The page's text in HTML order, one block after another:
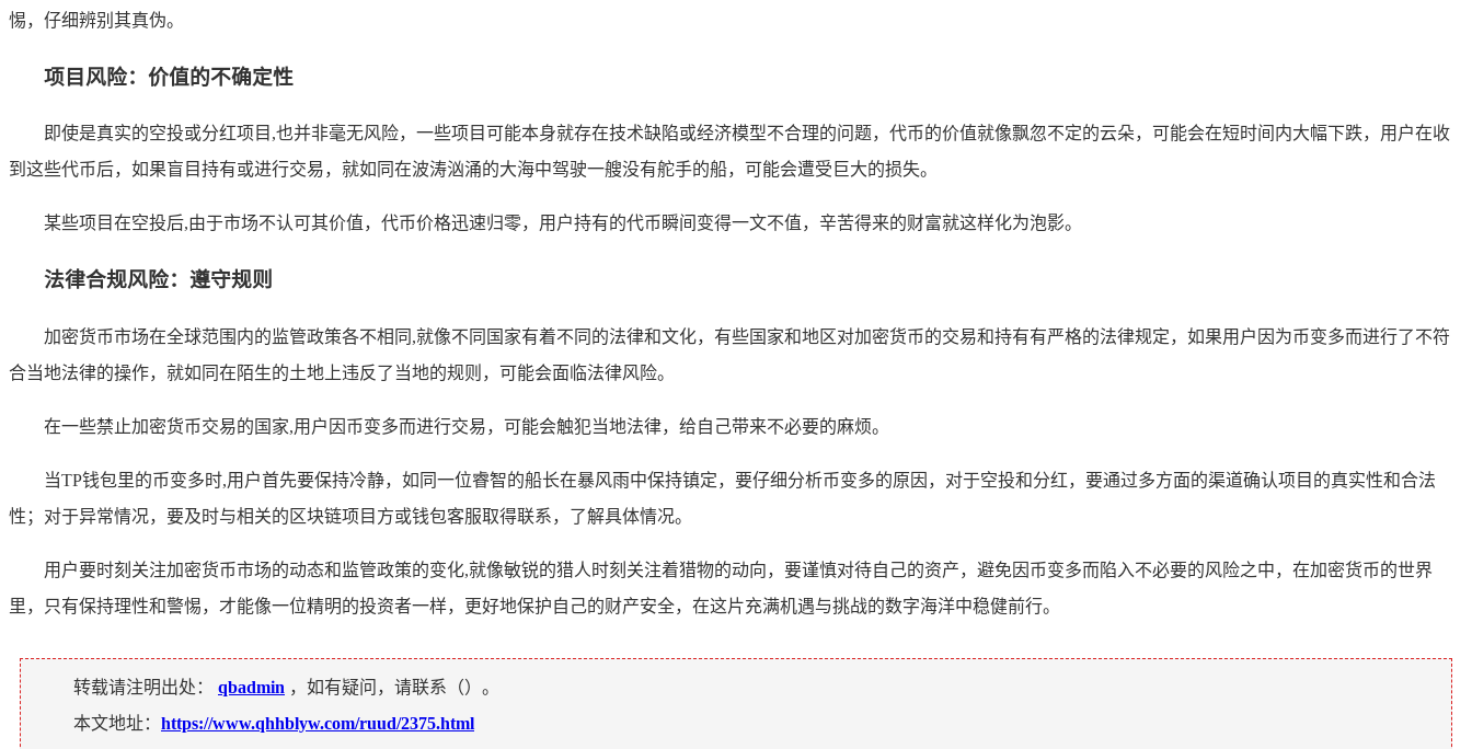
惕，仔细辨别其真伪。
项目风险：价值的不确定性
即使是真实的空投或分红项目,也并非毫无风险，一些项目可能本身就存在技术缺陷或经济模型不合理的问题，代币的价值就像飘忽不定的云朵，可能会在短时间内大幅下跌，用户在收
到这些代币后，如果盲目持有或进行交易，就如同在波涛汹涌的大海中驾驶一艘没有舵手的船，可能会遭受巨大的损失。
某些项目在空投后,由于市场不认可其价值，代币价格迅速归零，用户持有的代币瞬间变得一文不值，辛苦得来的财富就这样化为泡影。
法律合规风险：遵守规则
加密货币市场在全球范围内的监管政策各不相同,就像不同国家有着不同的法律和文化，有些国家和地区对加密货币的交易和持有有严格的法律规定，如果用户因为币变多而进行了不符
合当地法律的操作，就如同在陌生的土地上违反了当地的规则，可能会面临法律风险。
在一些禁止加密货币交易的国家,用户因币变多而进行交易，可能会触犯当地法律，给自己带来不必要的麻烦。
当TP钱包里的币变多时,用户首先要保持冷静，如同一位睿智的船长在暴风雨中保持镇定，要仔细分析币变多的原因，对于空投和分红，要通过多方面的渠道确认项目的真实性和合法
性；对于异常情况，要及时与相关的区块链项目方或钱包客服取得联系，了解具体情况。
用户要时刻关注加密货币市场的动态和监管政策的变化,就像敏锐的猎人时刻关注着猎物的动向，要谨慎对待自己的资产，避免因币变多而陷入不必要的风险之中，在加密货币的世界
里，只有保持理性和警惕，才能像一位精明的投资者一样，更好地保护自己的财产安全，在这片充满机遇与挑战的数字海洋中稳健前行。
转载请注明出处： qbadmin ，如有疑问，请联系（）。
本文地址： https://www.qhhblyw.com/ruud/2375.html